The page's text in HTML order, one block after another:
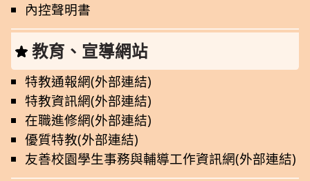
內控聲明書
教育、宣導網站
特教通報網(外部連結)
特教資訊網(外部連結)
在職進修網(外部連結)
優質特教(外部連結)
友善校園學生事務與輔導工作資訊網(外部連結)